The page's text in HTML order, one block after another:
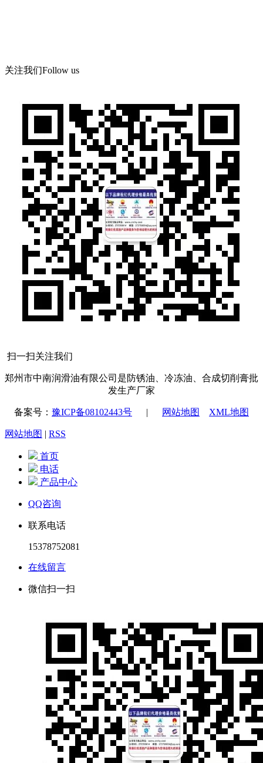
关注我们Follow us
扫一扫关注我们
郑州市中南润滑油有限公司是防锈油、冷冻油、合成切削膏批
发生产厂家
备案号： 豫ICP备08102443号 | 网站地图 XML地图
网站地图 | RSS
首页
电话
产品中心
QQ咨询
联系电话
15378752081
在线留言
微信扫一扫